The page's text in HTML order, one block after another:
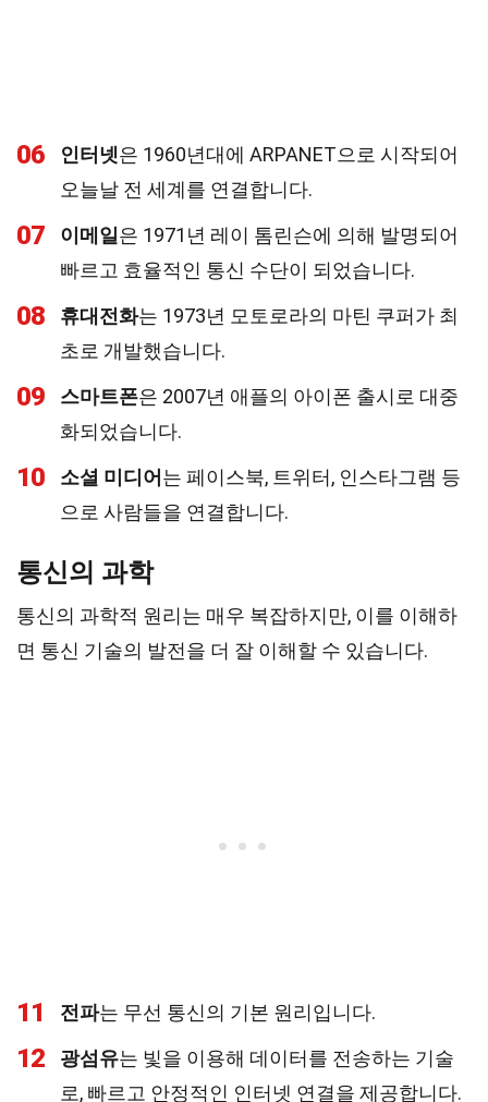
06 인터넷은 1960년대에 ARPANET으로 시작되어
오늘날 전 세계를 연결합니다.
07 이메일 은 1971년 레이 톰린슨에 의해 발명되어
빠르고 효율적인 통신 수단이 되었습니다.
08 휴대전화는 1973년 모토로라의 마틴 쿠퍼가 최
초로 개발했습니다.
09 스마트폰은 2007년 애플의 아이폰 출시로 대중
화되었습니다.
10 소셜 미디어 는 페이스북, 트위터, 인스타그램 등
으로 사람들을 연결합니다.
통신의 과학
통신의 과학적 원리는 매우 복잡하지만, 이를 이해하
면 통신 기술의 발전을 더 잘 이해할 수 있습니다.
11 전파는 무선 통신의 기본 원리입니다.
12 광섬유는 빛을 이용해 데이터를 전송하는 기술
로, 빠르고 안정적인 인터넷 연결을 제공합니다.